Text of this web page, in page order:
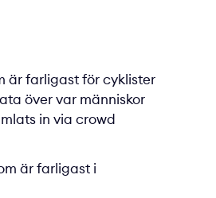
är farligast för cyklister
över var människor
in via crowd
är farligast i